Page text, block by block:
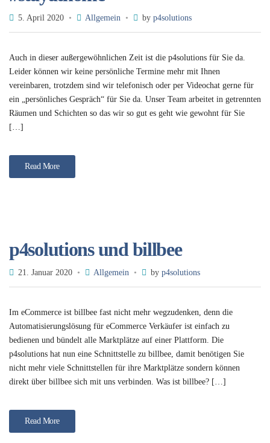
5. April 2020 Allgemein by p4solutions
Auch in dieser außergewöhnlichen Zeit ist die p4solutions für Sie da.
Leider können wir keine persönliche Termine mehr mit Ihnen
vereinbaren, trotzdem sind wir telefonisch oder per Videochat gerne für
ein „persönliches Gespräch“ für Sie da. Unser Team arbeitet in getrennten
Räumen und Schichten so das wir so gut es geht wie gewohnt für Sie
[…]
Read More
p4solutions und billbee
21. Januar 2020 Allgemein by p4solutions
Im eCommerce ist billbee fast nicht mehr wegzudenken, denn die
Automatisierungslösung für eCommerce Verkäufer ist einfach zu
bedienen und bündelt alle Marktplätze auf einer Plattform. Die
p4solutions hat nun eine Schnittstelle zu billbee, damit benötigen Sie
nicht mehr viele Schnittstellen für ihre Marktplätze sondern können
direkt über billbee sich mit uns verbinden. Was ist billbee? […]
Read More